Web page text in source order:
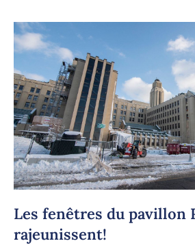
Les fenêtres du pavillon
rajeunissent!